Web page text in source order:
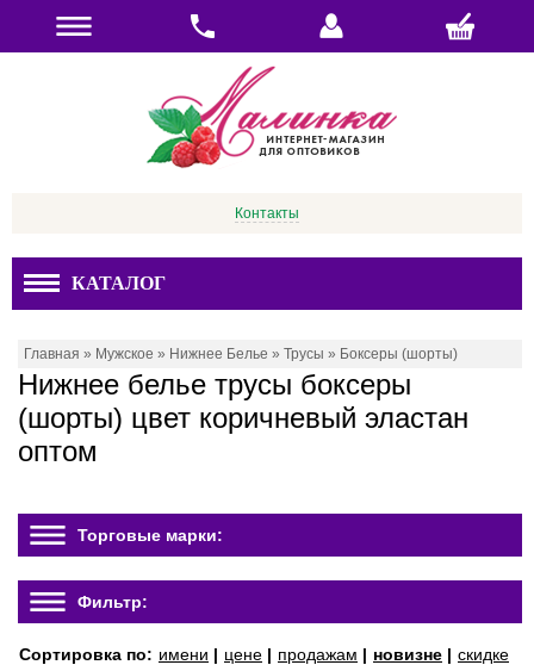
Контакты
КАТАЛОГ
Главная » Мужское » Нижнее Белье » Трусы » Боксеры (шорты)
Нижнее белье трусы боксеры
(шорты) цвет коричневый эластан
оптом
Торговые марки:
Фильтр:
Сортировка по: имени | цене | продажам | новизне | скидке